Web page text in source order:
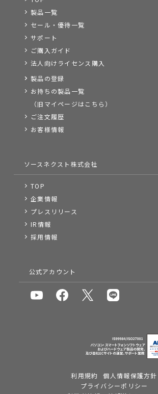
製品一覧
セール・優待一覧
サポート
ご購入ガイド
法人向けライセンス購入
製品の登録
お持ちの製品一覧
（旧マイページはこちら）
ご注文履歴
お客様情報
ソースネクスト株式会社
TOP
企業情報
プレスリリース
IR情報
採用情報
公式アカウント
利用規約
個人情報保護方針
プライバシーポリシー